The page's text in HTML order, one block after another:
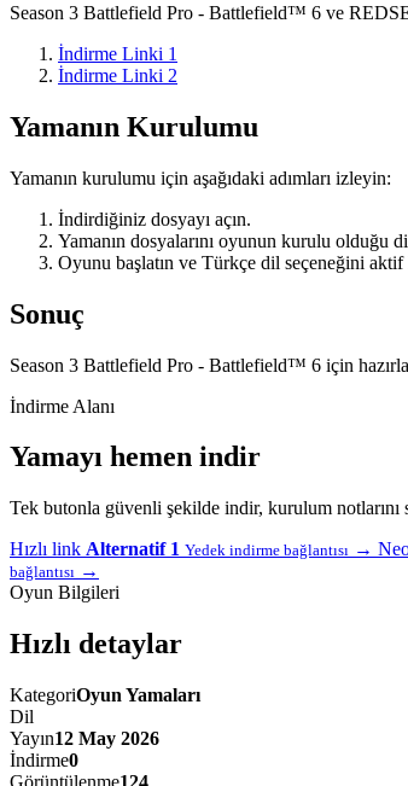
Season 3 Battlefield Pro - Battlefield™ 6 ve
İndirme Linki 1
İndirme Linki 2
Yamanın Kurulumu
Yamanın kurulumu için aşağıdaki adımları izleyin:
İndirdiğiniz dosyayı açın.
Yamanın dosyalarını oyunun kurulu olduğu
Oyunu başlatın ve Türkçe dil seçeneğini aktif
Sonuç
Season 3 Battlefield Pro - Battlefield™ 6 için
İndirme Alanı
Yamayı hemen indir
Tek butonla güvenli şekilde indir, kurulum notlarını
Hızlı link Alternatif 1 Yedek indirme bağlantısı →
bağlantısı →
Oyun Bilgileri
Hızlı detaylar
KategoriOyun Yamaları
Dil
Yayın12 May 2026
İndirme0